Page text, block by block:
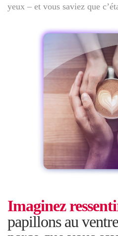
yeux – et vous saviez que
Imaginez
papillons au